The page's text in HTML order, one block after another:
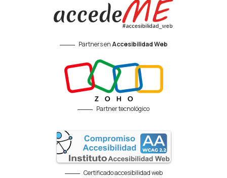
Partners enAccesibilidad Web
Partner tecnológico
Certificado accesibilidad web